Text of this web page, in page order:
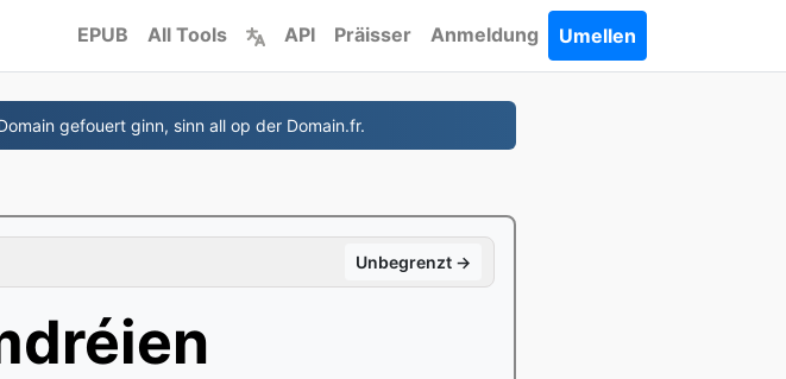
EPUB All Tools API Präisser Anmeldung Umellen
gefouert ginn, sinn all op der Domain.fr.
Unbegrenzt →